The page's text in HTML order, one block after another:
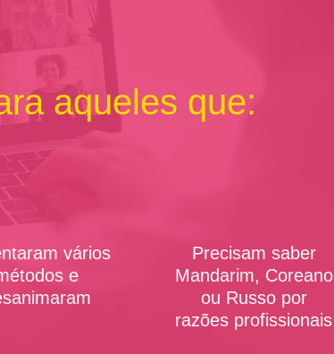
aqueles que:
vários
e
Precisam saber
Mandarim, Coreano
ou Russo por
razões profissionais